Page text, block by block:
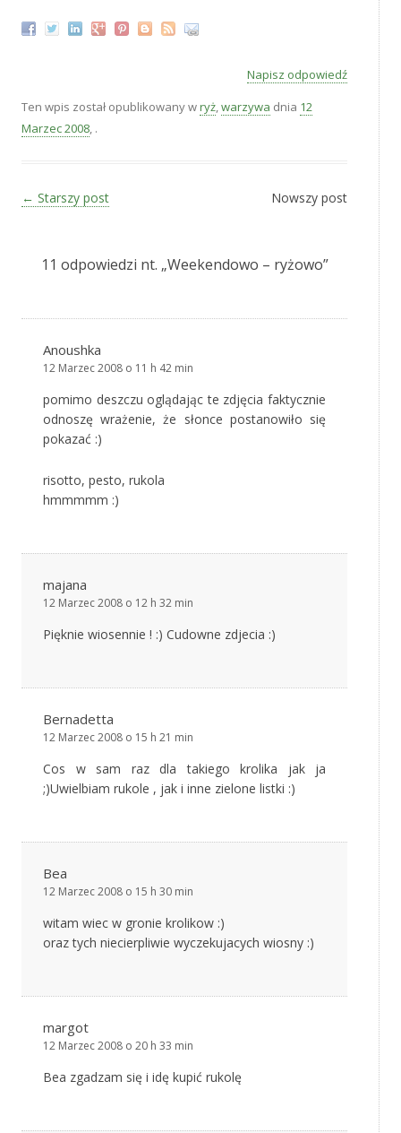
Napisz odpowiedź
Ten wpis został opublikowany wryż,warzywa dnia 12
Marzec 2008, .
Zobacz wpisy
← Starszy post Nowszy post
11 odpowiedzi nt. „Weekendowo – ryżowo”
Anoushka
12 Marzec 2008 o 11 h 42 min
pomimo deszczu oglądając te zdjęcia faktycznie
odnoszę wrażenie, że słonce postanowiło się
pokazać :)
risotto, pesto, rukola
hmmmmm :)
majana
12 Marzec 2008 o 12 h 32 min
Pięknie wiosennie ! :) Cudowne zdjecia :)
Bernadetta
12 Marzec 2008 o 15 h 21 min
Cos w sam raz dla takiego krolika jak ja
;)Uwielbiam rukole , jak i inne zielone listki :)
Bea
12 Marzec 2008 o 15 h 30 min
witam wiec w gronie krolikow :)
oraz tych niecierpliwie wyczekujacych wiosny :)
margot
12 Marzec 2008 o 20 h 33 min
Bea zgadzam się i idę kupić rukolę